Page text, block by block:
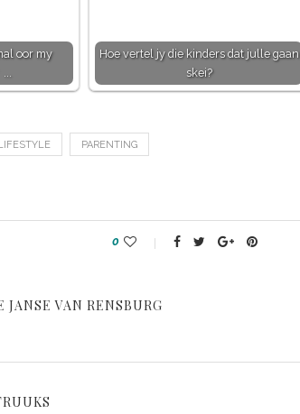
oor my
Hoe vertel jy die kinders dat julle gaan
skei?
PARENTING
0
JANSE VAN RENSBURG